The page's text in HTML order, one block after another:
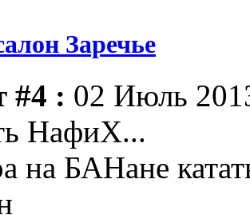
Заречье
#4 : 02 Июль
НафиХ...
на БАНане